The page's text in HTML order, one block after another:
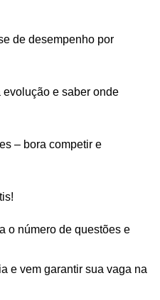
de desempenho por
e saber onde
– bora competir e
o número de questões e
e vem garantir sua vaga na